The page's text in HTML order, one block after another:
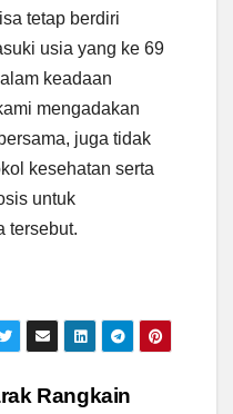
tetap berdiri
usia yang ke 69
keadaan
mengadakan
juga tidak
kesehatan serta
untuk
tersebut.
Rangkain